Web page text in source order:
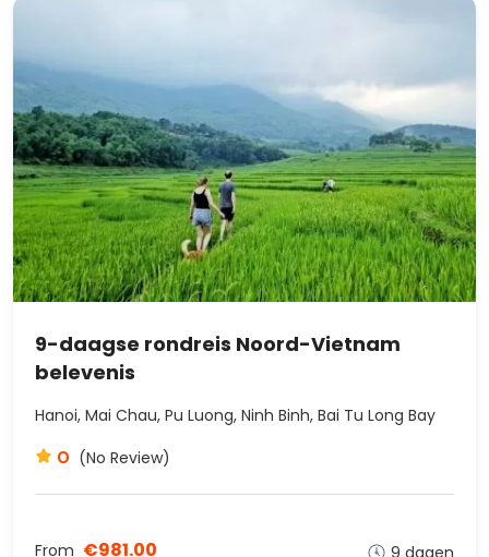
9-daagse rondreis Noord-Vietnam
belevenis
Hanoi, Mai Chau, Pu Luong, Ninh Binh, Bai Tu Long Bay
0 (No Review)
From €981.00 9 dagen